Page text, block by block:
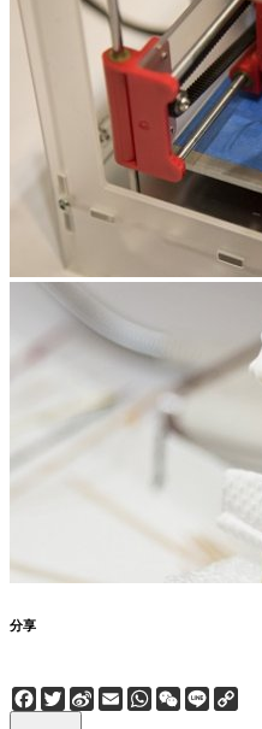
分享
Facebook
Twitter
Sina
Weibo
EmailWhatsApp
WeChat
Line